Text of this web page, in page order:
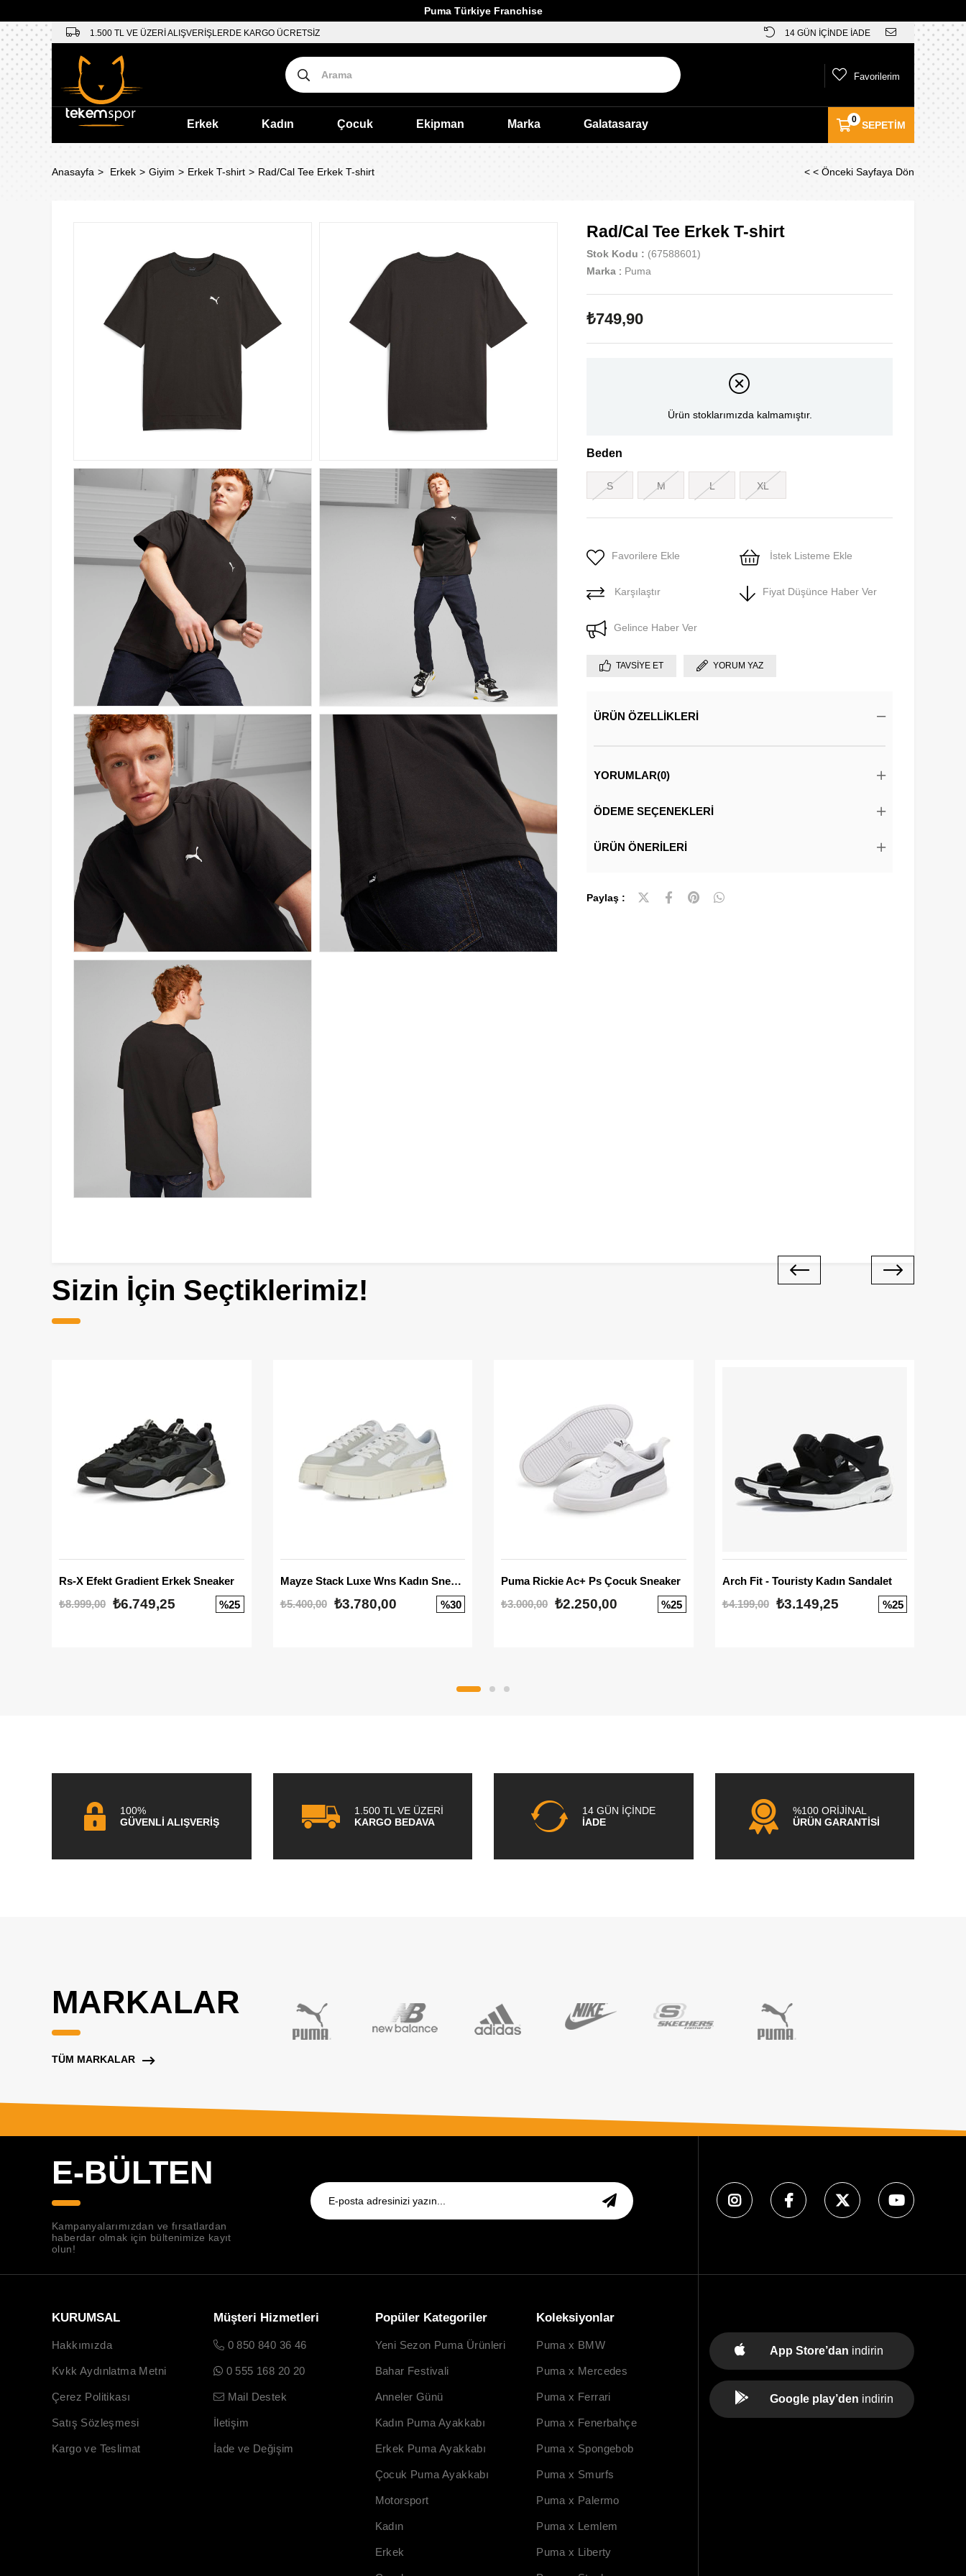
Puma Türkiye Franchise
1.500 TL VE ÜZERİ ALIŞVERİŞLERDE KARGO ÜCRETSİZ 14 GÜN İÇİNDE İADE
SEPETIM
0
Favorilerim
Erkek Kadın Çocuk Ekipman Marka Galatasaray
Anasayfa Erkek Giyim Erkek T-shirt Rad/Cal Tee Erkek T-shirt < < Önceki Sayfaya Dön
Rad/Cal Tee Erkek T-shirt
Stok Kodu
(67588601)
Marka : Puma
₺749,90
Ürün stoklarımızda kalmamıştır.
Beden
S M L XL
Favorilere Ekle İstek Listeme Ekle
Karşılaştır Fiyat Düşünce Haber Ver
Gelince Haber Ver
TAVSIYE ET YORUM YAZ
ÜRÜN ÖZELLIKLERI
YORUMLAR(0)
ÖDEME SEÇENEKLERI
ÜRÜN ÖNERILERI
Paylaş :
Sizin İçin Seçtiklerimiz!
Rs-X Efekt Gradient Erkek Sneaker
₺8.999,00 ₺6.749,25 %25
Mayze Stack Luxe Wns Kadın Sneaker
₺5.400,00
₺3.780,00 %30
Puma Rickie Ac+ Ps Çocuk Sneaker
₺3.000,00 ₺2.250,00 %25
Arch Fit - Touristy Kadın Sandalet
₺4.199,00
₺3.149,25 %25
100%
GÜVENLİ ALIŞVERİŞ
1.500 TL VE ÜZERİ
KARGO BEDAVA
14 GÜN İÇİNDE
İADE
%100 ORİJİNAL
ÜRÜN GARANTİSİ
MARKALAR
TÜM MARKALAR
E-BÜLTEN
Kampanyalarımızdan ve fırsatlardan
haberdar olmak için bültenimize kayıt
olun!
KURUMSAL
Hakkımızda
Kvkk Aydınlatma Metni
Çerez Politikası
Satış Sözleşmesi
Kargo ve Teslimat
Müşteri Hizmetleri
0 850 840 36 46
0 555 168 20 20
Mail Destek
İletişim
İade ve Değişim
Popüler Kategoriler
Yeni Sezon Puma Ürünleri
Bahar Festivali
Anneler Günü
Kadın Puma Ayakkabı
Erkek Puma Ayakkabı
Çocuk Puma Ayakkabı
Motorsport
Kadın
Erkek
Koleksiyonlar
Puma x BMW
Puma x Mercedes
Puma x Ferrari
Puma x Fenerbahçe
Puma x Spongebob
Puma x Smurfs
Puma x Palermo
Puma x Lemlem
Puma x Liberty
App Store’dan indirin
Google play’den indirin